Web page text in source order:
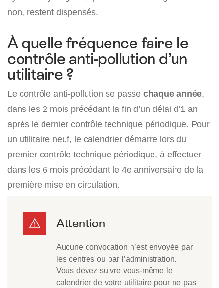
non, restent dispensés.
À quelle fréquence faire le
contrôle anti-pollution d’un
utilitaire ?
Le contrôle anti-pollution se passe chaque année,
dans les 2 mois précédant la fin d’un délai d’1 an
après le dernier contrôle technique périodique. Pour
un utilitaire neuf, le calendrier démarre lors du
premier contrôle technique périodique, à effectuer
dans les 6 mois précédant le 4e anniversaire de la
première mise en circulation.
Aucune convocation n’est envoyée par
les centres ou par l’administration.
Vous devez suivre vous-même le
calendrier de votre utilitaire pour ne pas